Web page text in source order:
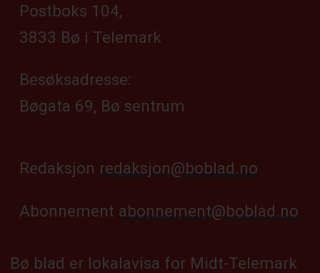
Postboks 104,
3833 Bø i Telemark
Besøksadresse:
Bøgata 69, Bø sentrum
Redaksjon redaksjon@boblad.no
Abonnement abonnement@boblad.no
Bø blad er lokalavisa for Midt-Telemark